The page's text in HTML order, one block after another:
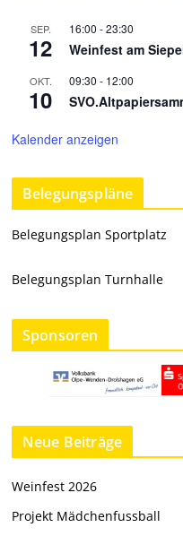
SEP.
12
16:00 -23:30
Weinfest am
OKT.
10
09:30 - 12:00
Kalender anzeigen
Belegungspläne
Belegungsplan Sportplatz
Belegungsplan Turnhalle
Sponsoren
Neue Beiträge
Weinfest 2026
Projekt Mädchenfussball